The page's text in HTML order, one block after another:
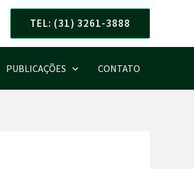
TEL: (31) 3261-3888
PUBLICAÇÕES CONTATO